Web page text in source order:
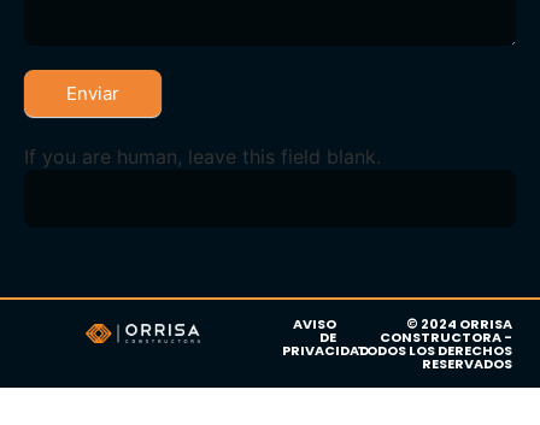
Enviar
If you are human, leave this field blank.
AVISO
DE
PRIVACIDAD
© 2024 ORRISA
CONSTRUCTORA -
TODOS LOS DERECHOS
RESERVADOS